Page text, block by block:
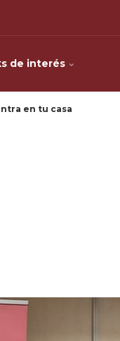
de interés
en tu casa